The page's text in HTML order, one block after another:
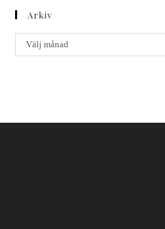
Arkiv
Välj månad